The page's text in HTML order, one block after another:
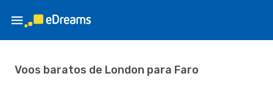
Voos baratos de London para Faro